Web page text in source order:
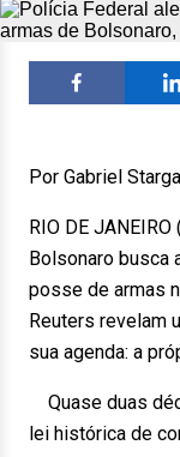
Por Gabriel
RIO DE
Bolsonaro busca
posse de armas
Reuters revelam
sua agenda: a
Quase duas
lei histórica de